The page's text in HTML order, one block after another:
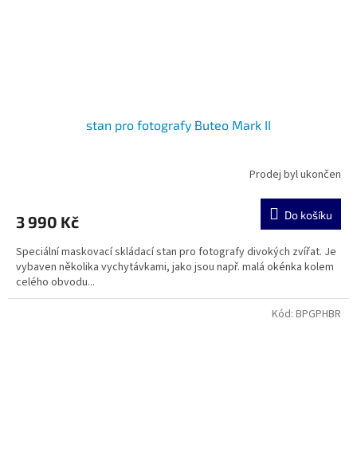
stan pro fotografy Buteo Mark II
Prodej byl ukončen
3 990 Kč Do košíku
Speciální maskovací skládací stan pro fotografy divokých zvířat. Je
vybaven několika vychytávkami, jako jsou např. malá okénka kolem
celého obvodu...
Kód: BPGPHBR